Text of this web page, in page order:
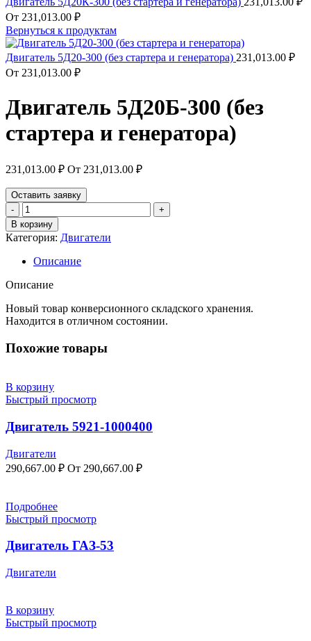
От 231,013.00 ₽
Вернуться к продуктам
Двигатель 5Д20-300 (без стартера и генератора) 231,013.00 ₽
От 231,013.00 ₽
Двигатель 5Д20Б-300 (без
стартера и генератора)
231,013.00 ₽ От 231,013.00 ₽
Оставить заявку
Количество
товара
Двигатель
5Д20Б-300
(без
стартера
и
В корзину
Категория: Двигатели
Описание
Описание
Новый товар конверсионного складского хранения.
Находится в отличном состоянии.
Похожие товары
В корзину
Быстрый просмотр
Двигатель 5921-1000400
Двигатели
290,667.00 ₽ От 290,667.00 ₽
Подробнее
Быстрый просмотр
Двигатель ГАЗ-53
Двигатели
В корзину
Быстрый просмотр